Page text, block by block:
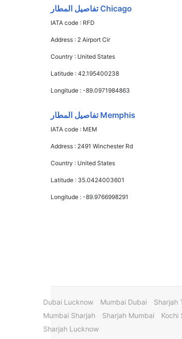
Chicago تفاصيل المطار
IATA code : RFD
Address : 2 Airport Cir
Country : United States
Latitude :42.195400238
Longitude :-89.0971984863
Memphis تفاصيل المطار
IATA code : MEM
Address : 2491 Winchester Rd
Country : United States
Latitude : 35.0424003601
Longitude :-89.9766998291
Sharjah
Mumbai Dubai
Dubai Lucknow
Kochi
Sharjah Mumbai
Mumbai Sharjah
Sharjah Lucknow